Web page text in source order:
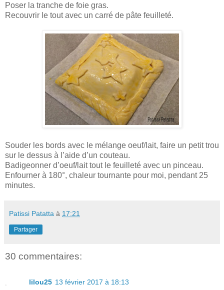
Poser la tranche de foie gras.
Recouvrir le tout avec un carré de pâte feuilleté.
Souder les bords avec le mélange oeuf/lait, faire un petit trou
sur le dessus à l’aide d’un couteau.
Badigeonner d’oeuf/lait tout le feuilleté avec un pinceau.
Enfourner à 180°, chaleur tournante pour moi, pendant 25
minutes.
Patissi Patatta à 17:21
Partager
30 commentaires:
lilou25 13 février 2017 à 18:13